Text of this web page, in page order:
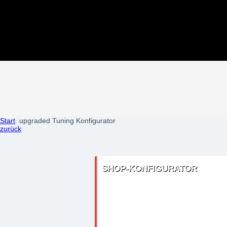
Tuningteile: Lancia Y upgraded
Start upgraded Tuning Konfigurator
zurück
SHOP-KONFIGURATOR